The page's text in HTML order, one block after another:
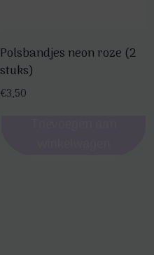
Polsbandjes neon roze (2
stuks)
€3,50